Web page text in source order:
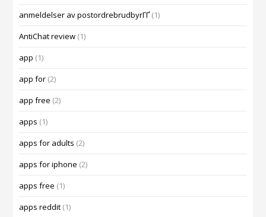
anmeldelser av postordrebrudbyrГҐ (1)
AntiChat review (1)
app (1)
app for (2)
app free (2)
apps (1)
apps for adults (2)
apps for iphone (2)
apps free (1)
apps reddit (1)